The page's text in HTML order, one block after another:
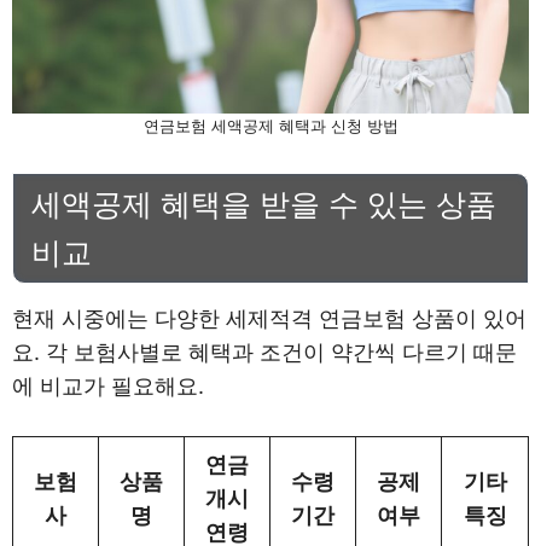
연금보험 세액공제 혜택과 신청 방법
세액공제 혜택을 받을 수 있는 상품
비교
현재 시중에는 다양한 세제적격 연금보험 상품이 있어
요. 각 보험사별로 혜택과 조건이 약간씩 다르기 때문
에 비교가 필요해요.
보험
사
상품
명
연금
개시
연령
수령
기간
공제
여부
기타
특징